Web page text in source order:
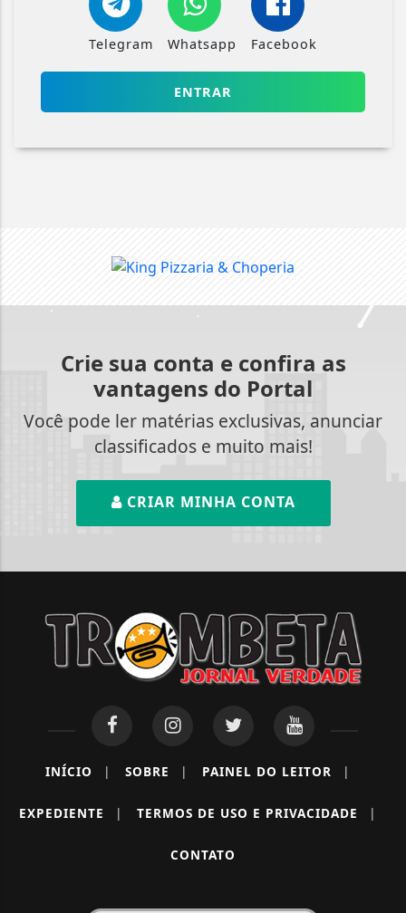
Telegram Whatsapp Facebook
ENTRAR
Crie sua conta e confira as
vantagens do Portal
Você pode ler matérias exclusivas, anunciar
classificados e muito mais!
CRIAR MINHA CONTA
INÍCIO | SOBRE | PAINEL DO LEITOR |
EXPEDIENTE | TERMOS DE USO E PRIVACIDADE |
CONTATO
Termos de Uso e Privacidade